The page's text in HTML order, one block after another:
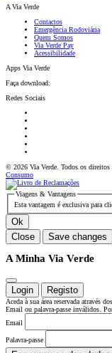
A Via Verde
Contactos
Emergência Rodoviária
Quem Somos
Via Verde Pay
Acessibilidade
Apps Via Verde
Faça download:
Redes Sociais
© 2026 Via Verde. Todos os direitos
Consumo
Viagens & Vantagens
Esta vantagem é exclusiva para
Ok
Close
Save changes
A Minha Via Verde
Login Registo
Aceda à sua área reservada através
Email ou palavra-passe inválidos.
Email
Palavra-passe